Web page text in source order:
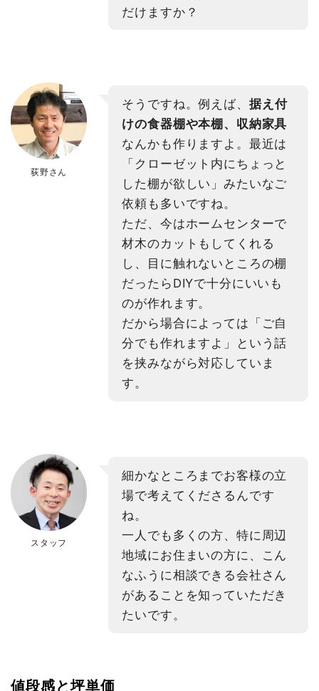
だけますか？
荻野さん
そうですね。例えば、 据え付
けの食器棚や本棚、収納家具
なんかも作りますよ。最近は
「クローゼット内にちょっと
した棚が欲しい」みたいなご
依頼も多いですね。
ただ、今はホームセンターで
材木のカットもしてくれる
し、目に触れないところの棚
だったらDIYで十分にいいも
のが作れます。
だから場合によっては「ご自
分でも作れますよ」という話
を挟みながら対応していま
す。
スタッフ
細かなところまでお客様の立
場で考えてくださるんです
ね。
一人でも多くの方、特に周辺
地域にお住まいの方に、こん
なふうに相談できる会社さん
があることを知っていただき
たいです。
値段感と坪単価